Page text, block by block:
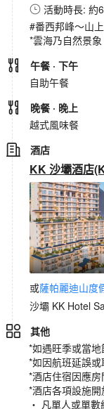
活動時長: 約
#番西邦峰～山
*雲海乃自然景
午餐 · 下午
自助午餐
晚餐 · 晚上
越式風味餐
酒店
KK 沙壩酒店
或薩帕麗迪山度
沙壩 KK Hotel
其他
*如遇旺季或當
*如因航班延誤
*酒店住宿因應
*酒店各項設施
‧ 凡單人或單數